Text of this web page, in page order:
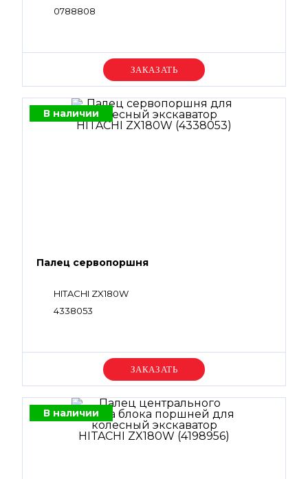
0788808
Уточняйте цену
В наличии
Палец сервопоршня
HITACHI ZX180W
4338053
Уточняйте цену
В наличии